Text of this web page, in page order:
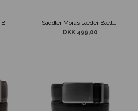
Saddler Moras Læder Bælte m/ Interlock Spænde Brun
DKK 499,00